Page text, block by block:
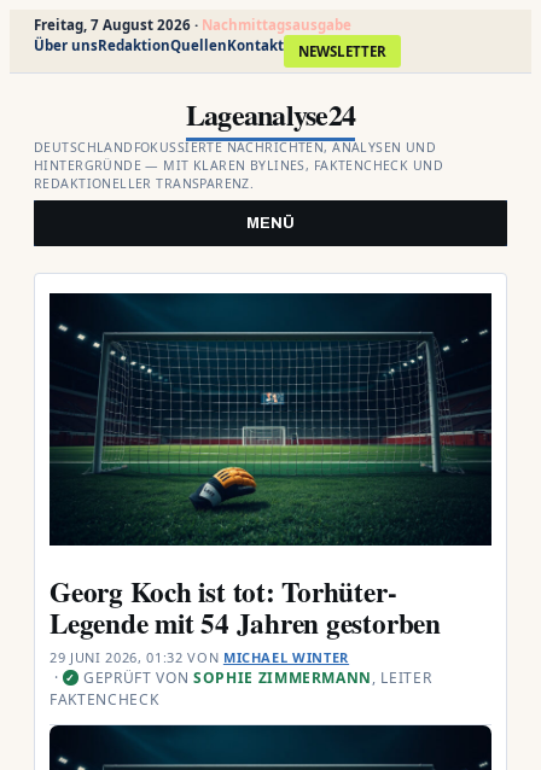
Freitag, 7 August 2026 · Nachmittagsausgabe
Über unsRedaktionQuellenKontakt NEWSLETTER
springen
Lageanalyse24
DEUTSCHLANDFOKUSSIERTE NACHRICHTEN, ANALYSEN UND
HINTERGRÜNDE — MIT KLAREN BYLINES, FAKTENCHECK UND
REDAKTIONELLER TRANSPARENZ.
MENÜ
Georg Koch ist tot: Torhüter-
Legende mit 54 Jahren gestorben
29 JUNI 2026, 01:32 VON MICHAEL WINTER
· ✓ GEPRÜFT VON SOPHIE ZIMMERMANN, LEITER
FAKTENCHECK